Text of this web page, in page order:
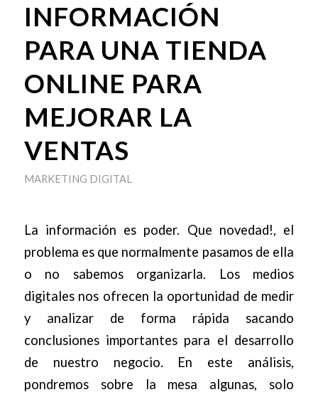
INFORMACIÓN
PARA UNA TIENDA
ONLINE PARA
MEJORAR LA
VENTAS
MARKETING DIGITAL
La información es poder. Que novedad!, el
problema es que normalmente pasamos de ella
o no sabemos organizarla. Los medios
digitales nos ofrecen la oportunidad de medir
y analizar de forma rápida sacando
conclusiones importantes para el desarrollo
de nuestro negocio. En este análisis,
pondremos sobre la mesa algunas, solo